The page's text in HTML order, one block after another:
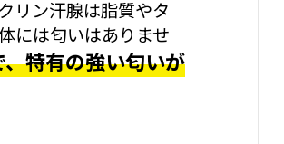
リン汗腺は脂質やタ
には匂いはありませ
特有の強い匂いが